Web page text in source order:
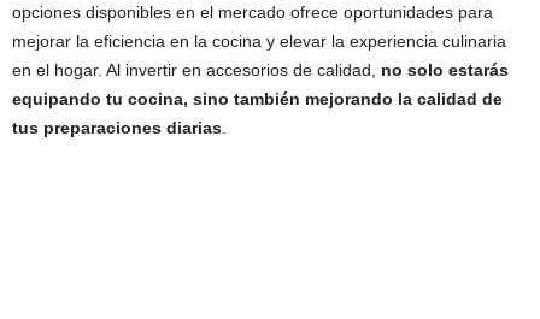
opciones disponibles en el mercado ofrece oportunidades para
mejorar la eficiencia en la cocina y elevar la experiencia culinaria
en el hogar. Al invertir en accesorios de calidad, no solo estarás
equipando tu cocina, sino también mejorando la calidad de
tus preparaciones diarias